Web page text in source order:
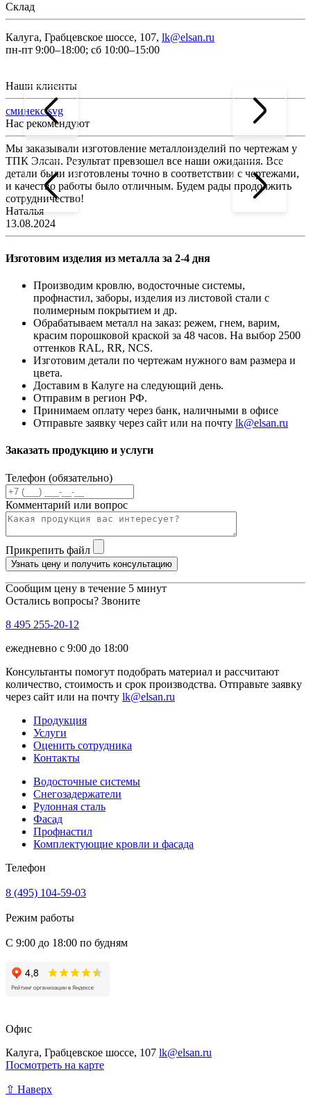
Склад
Калуга, Грабцевское шоссе, 107, lk@elsan.ru
пн-пт 9:00–18:00; сб 10:00–15:00
Наши клиенты
сминекс.svg
Нас рекомендуют
Мы заказывали изготовление металлоизделий по чертежам у
ТПК Элсан. Результат превзошел все наши ожидания. Все
детали были изготовлены точно в соответствии с чертежами,
и качество работы было отличным. Будем рады продолжить
сотрудничество!
Наталья
13.08.2024
Изготовим изделия из металла за 2-4 дня
Производим кровлю, водосточные системы,
профнастил, заборы, изделия из листовой стали с
полимерным покрытием и др.
Обрабатываем металл на заказ: режем, гнем, варим,
красим порошковой краской за 48 часов. На выбор 2500
оттенков RAL, RR, NCS.
Изготовим детали по чертежам нужного вам размера и
цвета.
Доставим в Калуге на следующий день.
Отправим в регион РФ.
Принимаем оплату через банк, наличными в офисе
Отправьте заявку через сайт или на почту lk@elsan.ru
Заказать продукцию и услуги
Телефон (обязательно)
Комментарий или вопрос
Прикрепить файл
Узнать цену и получить консультацию
Сообщим цену в течение 5 минут
Остались вопросы? Звоните
8 495 255-20-12
ежедневно с 9:00 до 18:00
Консультанты помогут подобрать материал и рассчитают
количество, стоимость и срок производства. Отправьте заявку
через сайт или на почту lk@elsan.ru
Продукция
Услуги
Оценить сотрудника
Контакты
Водосточные системы
Снегозадержатели
Рулонная сталь
Фасад
Профнастил
Комплектующие кровли и фасада
Телефон
8 (495) 104-59-03
Режим работы
С 9:00 до 18:00 по будням
Офис
Калуга, Грабцевское шоссе, 107 lk@elsan.ru
Посмотреть на карте
⇧ Наверх